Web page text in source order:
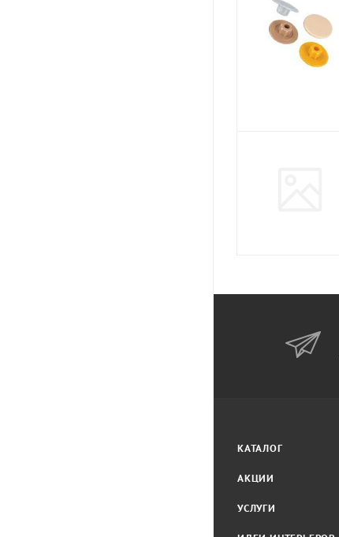
КАТАЛОГ
АКЦИИ
УСЛУГИ